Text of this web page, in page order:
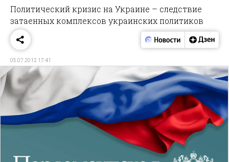
Политический кризис на Украине – следствие
затаенных комплексов украинских политиков
05.07.2012 17:41